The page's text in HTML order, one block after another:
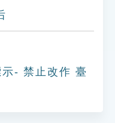
- 禁止改作 臺